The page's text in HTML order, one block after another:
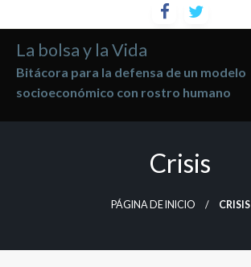
al
contenido
La bolsa y la Vida
Bitácora para la defensa de un modelo
socioeconómico con rostro humano
Crisis
PÁGINA DE INICIO CRISIS